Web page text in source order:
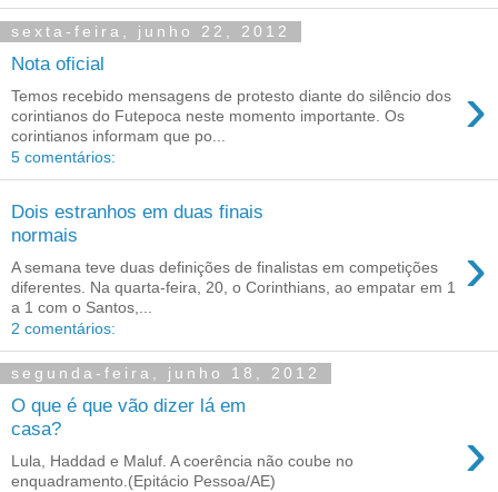
sexta-feira, junho 22, 2012
Nota oficial
›
Temos recebido mensagens de protesto diante do silêncio dos
corintianos do Futepoca neste momento importante. Os
corintianos informam que po...
5 comentários:
Dois estranhos em duas finais
normais
›
A semana teve duas definições de finalistas em competições
diferentes. Na quarta-feira, 20, o Corinthians, ao empatar em 1
a 1 com o Santos,...
2 comentários:
segunda-feira, junho 18, 2012
O que é que vão dizer lá em
casa?
›
Lula, Haddad e Maluf. A coerência não coube no
enquadramento.(Epitácio Pessoa/AE)